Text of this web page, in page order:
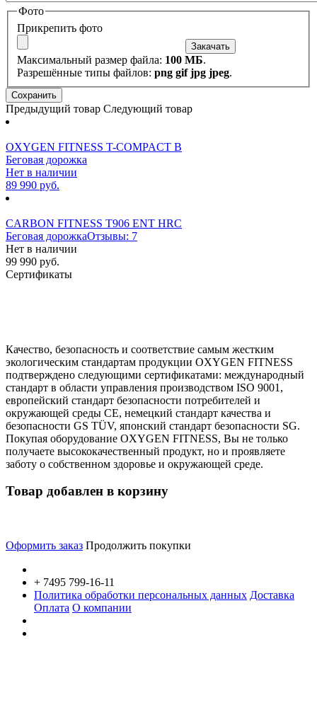
Фото
Прикрепить фото
Максимальный размер файла: 100 МБ.
Разрешённые типы файлов: png gif jpg jpeg.
Предыдущий товар Следующий товар
OXYGEN FITNESS T-COMPACT B
Беговая дорожка
Нет в наличии
89 990 руб.
CARBON FITNESS T906 ENT HRC
Беговая дорожкаОтзывы: 7
Нет в наличии
99 990 руб.
Сертификаты
Качество, безопасность и соответствие самым жестким
экологическим стандартам продукции OXYGEN FITNESS
подтверждено следующими сертификатами: международный
стандарт в области управления производством ISO 9001,
европейский стандарт безопасности потребителей и
окружающей среды CE, немецкий стандарт качества и
безопасности GS TÜV, японский стандарт безопасности SG.
Покупая оборудование OXYGEN FITNESS, Вы не только
получаете высококачественный продукт, но и проявляете
заботу о собственном здоровье и окружающей среде.
Товар добавлен в корзину
Оформить заказ Продолжить покупки
+ 7495 799-16-11
Политика обработки персональных данных Доставка
Оплата О компании